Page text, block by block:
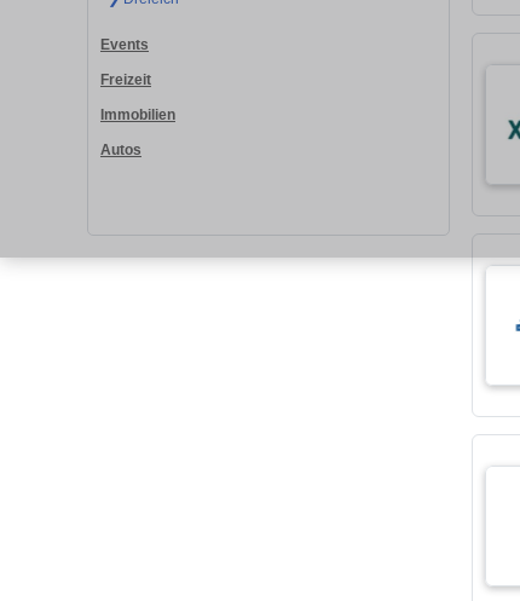
Events
Freizeit
Immobilien
Autos